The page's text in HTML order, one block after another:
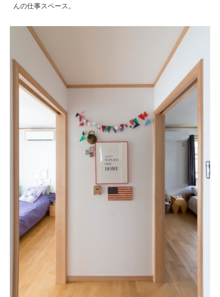
んの仕事スペース。